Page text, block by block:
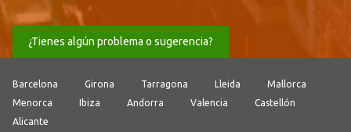
¿Tienes algún problema o sugerencia?
Barcelona Girona Tarragona Lleida
Mallorca
Menorca
Ibiza Andorra Valencia
Castellón
Alicante